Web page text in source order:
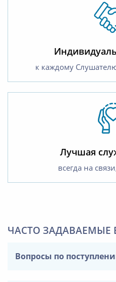
к каждому
Лучшая
всегда на
ЧАСТО ЗАДАВАЕМЫЕ
Вопросы по